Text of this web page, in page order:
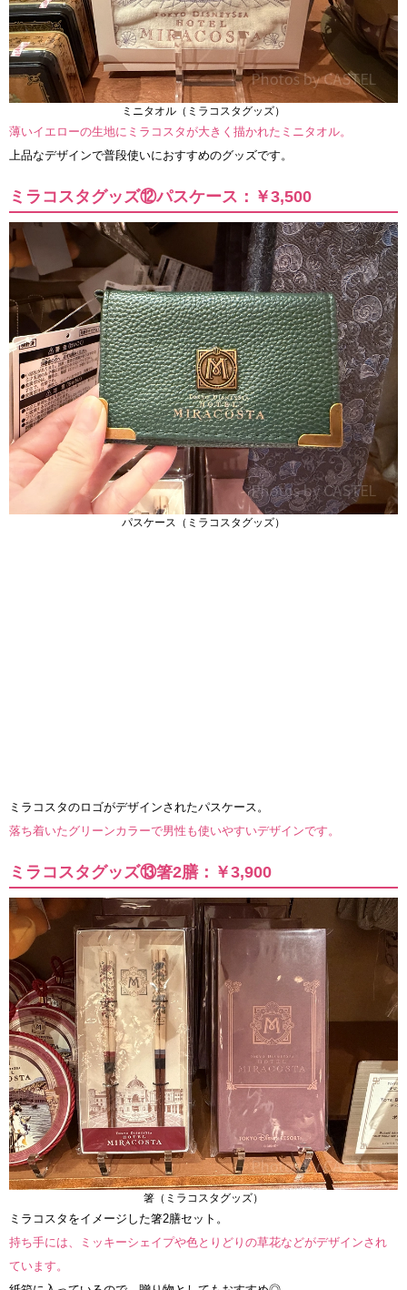
ミニタオル（ミラコスタグッズ）
薄いイエローの生地にミラコスタが大きく描かれたミニタオル。
上品なデザインで普段使いにおすすめのグッズです。
ミラコスタグッズ⑫パスケース：￥3,500
パスケース（ミラコスタグッズ）
ミラコスタのロゴがデザインされたパスケース。
落ち着いたグリーンカラーで男性も使いやすいデザインです。
ミラコスタグッズ⑬箸2膳：￥3,900
箸（ミラコスタグッズ）
ミラコスタをイメージした箸2膳セット。
持ち手には、ミッキーシェイプや色とりどりの草花などがデザインされ
ています。